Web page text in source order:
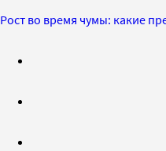
Рост во время чумы: какие